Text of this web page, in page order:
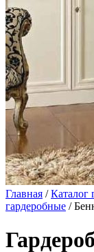
Главная /Каталог
гардеробные /